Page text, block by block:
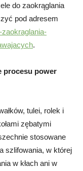
do zaokrąglania
pod adresem
.
procesu power
tulei, rolek i
zębatymi
stosowane
szlifowania, w której
w kłach ani w